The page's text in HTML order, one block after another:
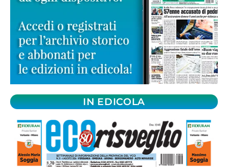
IN EDICOLA